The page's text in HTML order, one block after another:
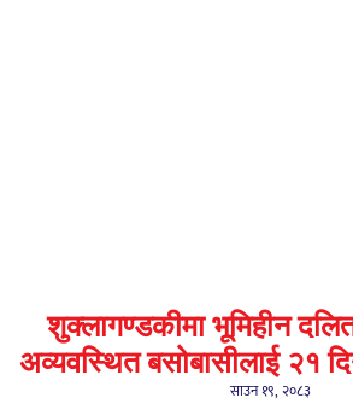
शुक्लागण्डकीमा भूमिहीन
अव्यवस्थित बसोबासीलाई २१
साउन १९, २०८३